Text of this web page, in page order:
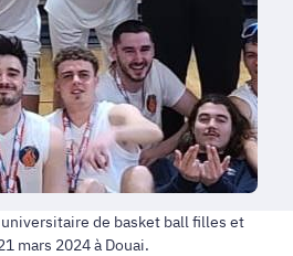
de basket ball filles et
mars 2024 à Douai.